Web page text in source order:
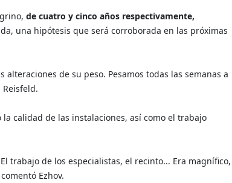
de cuatro y cinco años respectivamente,
una hipótesis que será corroborada en las próximas
de su peso. Pesamos todas las semanas a
Reisfeld.
calidad de las instalaciones, así como el trabajo
trabajo de los especialistas, el recinto... Era magnífico,
Ezhov.